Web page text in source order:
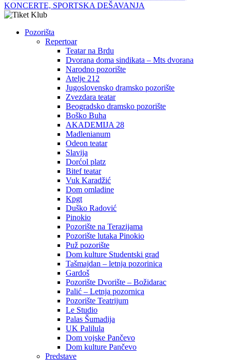
Pozorišta
Repertoar
Teatar na Brdu
Dvorana doma sindikata – Mts dvorana
Narodno pozorište
Atelje 212
Jugoslovensko dramsko pozorište
Zvezdara teatar
Beogradsko dramsko pozorište
Boško Buha
AKADEMIJA 28
Madlenianum
Odeon teatar
Slavija
Dorćol platz
Bitef teatar
Vuk Karadžić
Dom omladine
Kpgt
Duško Radović
Pinokio
Pozorište na Terazijama
Pozorište lutaka Pinokio
Puž pozorište
Dom kulture Studentski grad
Tašmajdan – letnja pozorinica
Gardoš
Pozorište Dvorište – Božidarac
Palić – Letnja pozornica
Pozorište Teatrijum
Le Studio
Palas Šumadija
UK Palilula
Dom vojske Pančevo
Dom kulture Pančevo
Predstave